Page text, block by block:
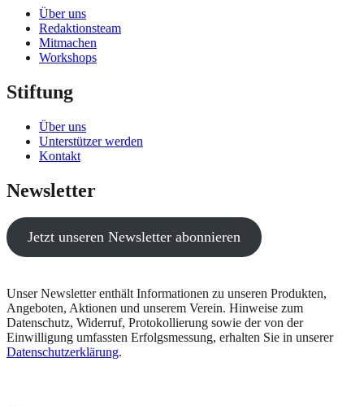
Über uns
Redaktionsteam
Mitmachen
Workshops
Stiftung
Über uns
Unterstützer werden
Kontakt
Newsletter
Jetzt unseren Newsletter abonnieren
Unser Newsletter enthält Informationen zu unseren Produkten,
Angeboten, Aktionen und unserem Verein. Hinweise zum
Datenschutz, Widerruf, Protokollierung sowie der von der
Einwilligung umfassten Erfolgsmessung, erhalten Sie in unserer
Datenschutzerklärung.